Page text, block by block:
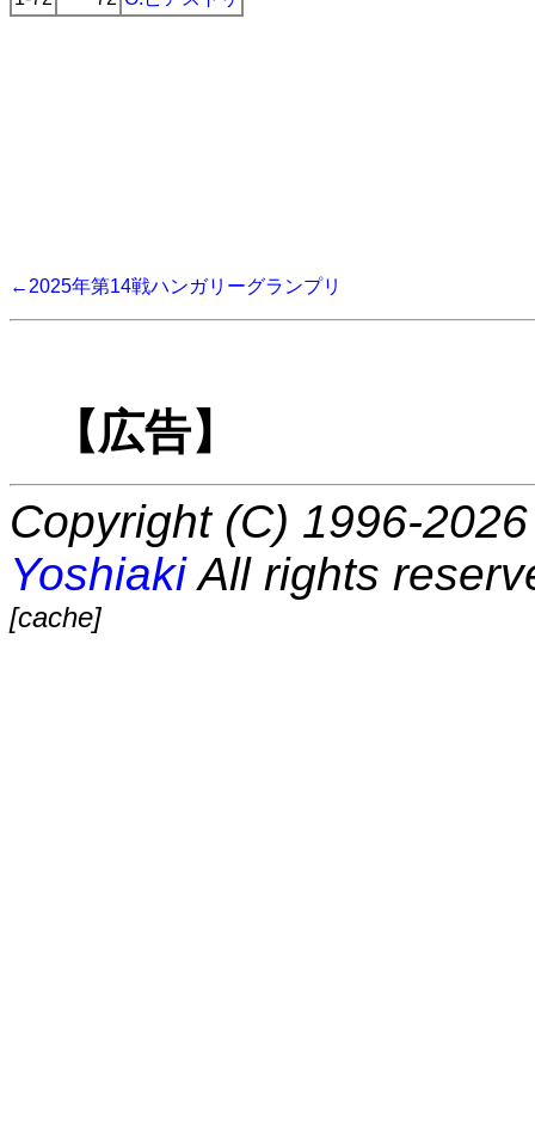
←2025年第14戦ハンガリーグランプリ
【広告】
Copyright (C) 1996-
YoshiakiAll rights
[cache]